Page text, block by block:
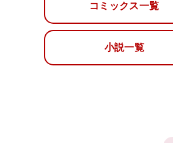
コミックス一覧
小説一覧